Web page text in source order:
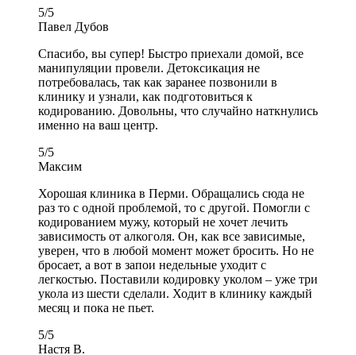
5/5
Павел Дубов
Спасибо, вы супер! Быстро приехали домой, все
манипуляции провели. Детоксикация не
потребовалась, так как заранее позвонили в
клинику и узнали, как подготовиться к
кодированию. Довольны, что случайно наткнулись
именно на ваш центр.
5/5
Максим
Хорошая клиника в Перми. Обращались сюда не
раз то с одной проблемой, то с другой. Помогли с
кодированием мужу, который не хочет лечить
зависимость от алкоголя. Он, как все зависимые,
уверен, что в любой момент может бросить. Но не
бросает, а вот в запои недельные уходит с
легкостью. Поставили кодировку уколом – уже три
укола из шести сделали. Ходит в клинику каждый
месяц и пока не пьет.
5/5
Настя В.